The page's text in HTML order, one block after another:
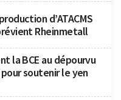
d’ATACMS
Rheinmetall
la BCE au dépourvu
soutenir le yen